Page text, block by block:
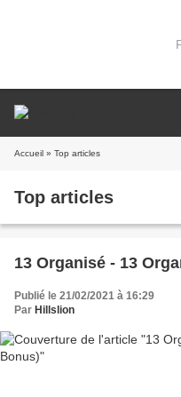
Accueil » Top articles
Top articles
13 Organisé - 13
Publié le 21/02/2021 à 16:29
Par Hillslion